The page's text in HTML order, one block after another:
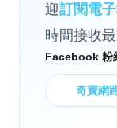
迎訂閱電
時間接收最
Facebook 粉
奇寶網